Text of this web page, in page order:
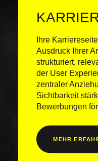
Ihre
Ausdruck Ihrer
strukturiert,
der User
zentraler
Sichtbarkeit
Bewerbungen
MEHR